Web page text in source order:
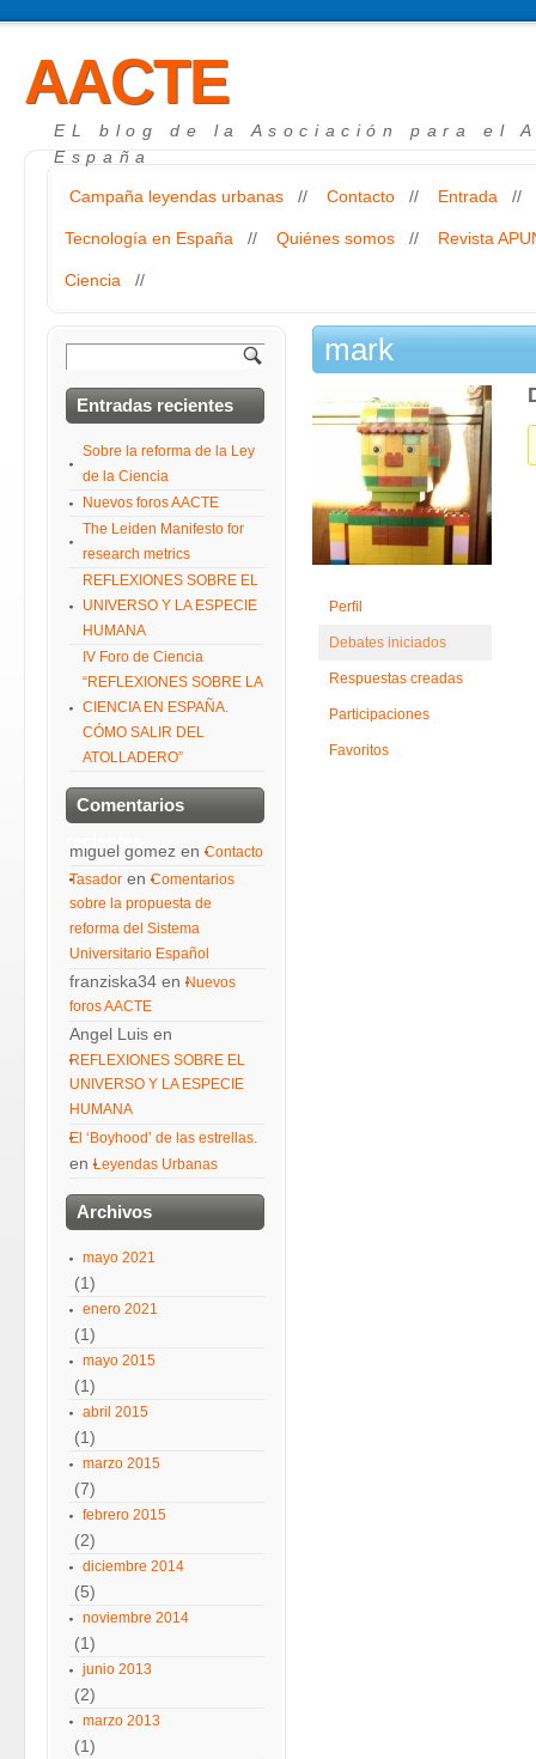
AACTE
EL blog de la Asociación para el
España
Campaña leyendas urbanas // Contacto // Entrada //
Tecnología en España // Quiénes somos // Revista
Ciencia //
mark
Perfil
Debates iniciados
Respuestas creadas
Participaciones
Favoritos
Entradas recientes
Sobre la reforma de la Ley
de la Ciencia
Nuevos foros AACTE
The Leiden Manifesto for
research metrics
REFLEXIONES SOBRE EL
UNIVERSO Y LA ESPECIE
HUMANA
IV Foro de Ciencia
“REFLEXIONES SOBRE LA
CIENCIA EN ESPAÑA.
CÓMO SALIR DEL
ATOLLADERO”
Comentarios
recientes
miguel gomez en Contacto
Tasador en Comentarios
sobre la propuesta de
reforma del Sistema
Universitario Español
franziska34 en Nuevos
foros AACTE
Angel Luis en
REFLEXIONES SOBRE EL
UNIVERSO Y LA ESPECIE
HUMANA
El ‘Boyhood’ de las estrellas.
en Leyendas Urbanas
Archivos
mayo 2021
(1)
enero 2021
(1)
mayo 2015
(1)
abril 2015
(1)
marzo 2015
(7)
febrero 2015
(2)
diciembre 2014
(5)
noviembre 2014
(1)
junio 2013
(2)
marzo 2013
(1)